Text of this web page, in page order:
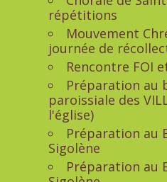
répétitions
Mouvement
journée de
Rencontre FOI
Préparation au
paroissiale des
l'église)
Préparation au
Sigolène
Préparation au